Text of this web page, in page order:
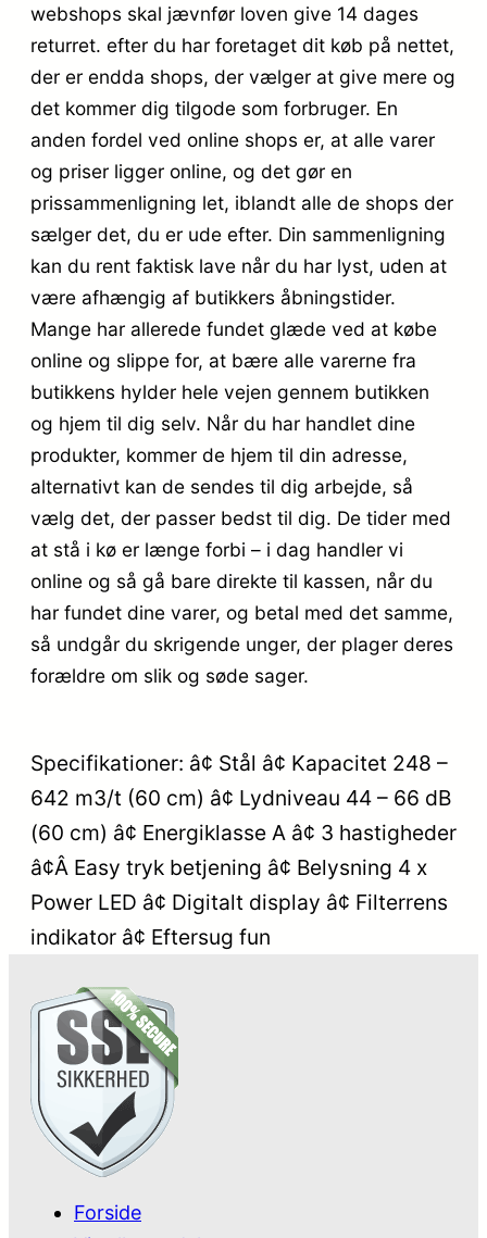
webshops skal jævnfør loven give 14 dages
returret. efter du har foretaget dit køb på nettet,
der er endda shops, der vælger at give mere og
det kommer dig tilgode som forbruger. En
anden fordel ved online shops er, at alle varer
og priser ligger online, og det gør en
prissammenligning let, iblandt alle de shops der
sælger det, du er ude efter. Din sammenligning
kan du rent faktisk lave når du har lyst, uden at
være afhængig af butikkers åbningstider.
Mange har allerede fundet glæde ved at købe
online og slippe for, at bære alle varerne fra
butikkens hylder hele vejen gennem butikken
og hjem til dig selv. Når du har handlet dine
produkter, kommer de hjem til din adresse,
alternativt kan de sendes til dig arbejde, så
vælg det, der passer bedst til dig. De tider med
at stå i kø er længe forbi – i dag handler vi
online og så gå bare direkte til kassen, når du
har fundet dine varer, og betal med det samme,
så undgår du skrigende unger, der plager deres
forældre om slik og søde sager.
Specifikationer: â¢ Stål â¢ Kapacitet 248 –
642 m3/t (60 cm) â¢ Lydniveau 44 – 66 dB
(60 cm) â¢ Energiklasse A â¢ 3 hastigheder
â¢Â Easy tryk betjening â¢ Belysning 4 x
Power LED â¢ Digitalt display â¢ Filterrens
indikator â¢ Eftersug fun
Forside